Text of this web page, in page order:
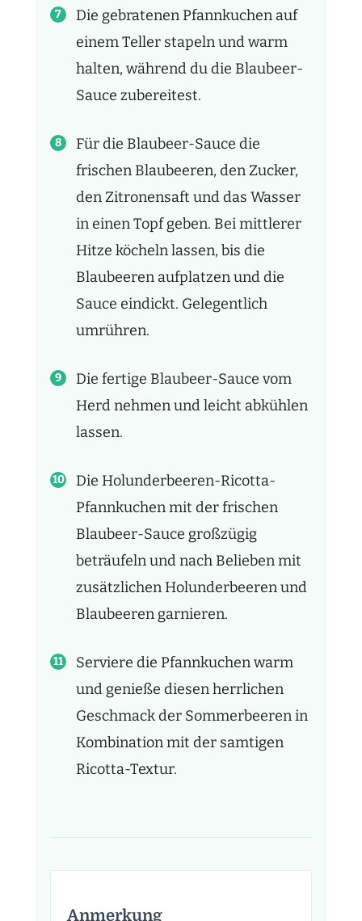
Die gebratenen Pfannkuchen auf
einem Teller stapeln und warm
halten, während du die Blaubeer-
Sauce zubereitest.
Für die Blaubeer-Sauce die
frischen Blaubeeren, den Zucker,
den Zitronensaft und das Wasser
in einen Topf geben. Bei mittlerer
Hitze köcheln lassen, bis die
Blaubeeren aufplatzen und die
Sauce eindickt. Gelegentlich
umrühren.
Die fertige Blaubeer-Sauce vom
Herd nehmen und leicht abkühlen
lassen.
Die Holunderbeeren-Ricotta-
Pfannkuchen mit der frischen
Blaubeer-Sauce großzügig
beträufeln und nach Belieben mit
zusätzlichen Holunderbeeren und
Blaubeeren garnieren.
Serviere die Pfannkuchen warm
und genieße diesen herrlichen
Geschmack der Sommerbeeren in
Kombination mit der samtigen
Ricotta-Textur.
Anmerkung